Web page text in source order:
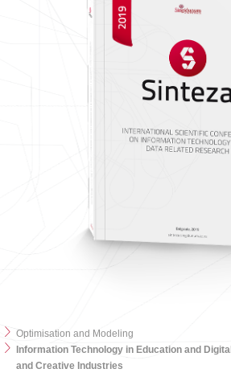
Optimisation and Modeling
Information Technology in Education and
and Creative Industries